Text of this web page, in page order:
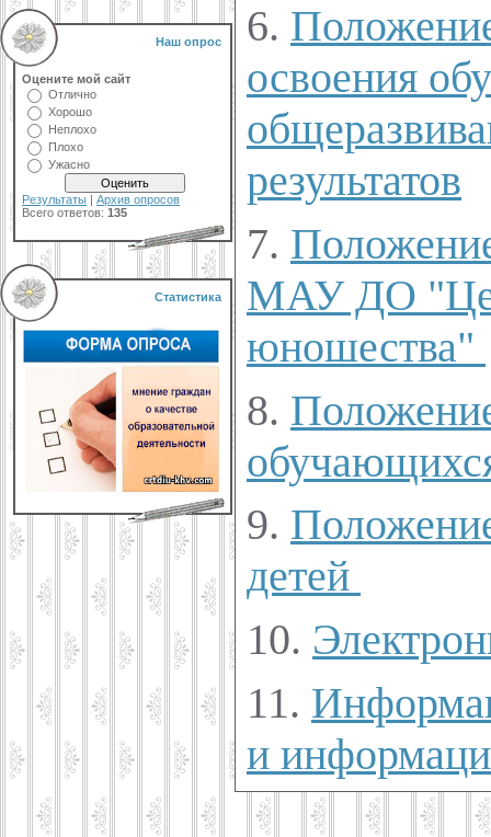
Наш опрос
Оцените мой сайт
Отлично
Хорошо
Неплохо
Плохо
Ужасно
Результаты | Архив опросов
Всего ответов: 135
Статистика
6.
освоения
результатов
7.
МАУ ДО
юношества"
8.
9.
детей
10.
11.
и